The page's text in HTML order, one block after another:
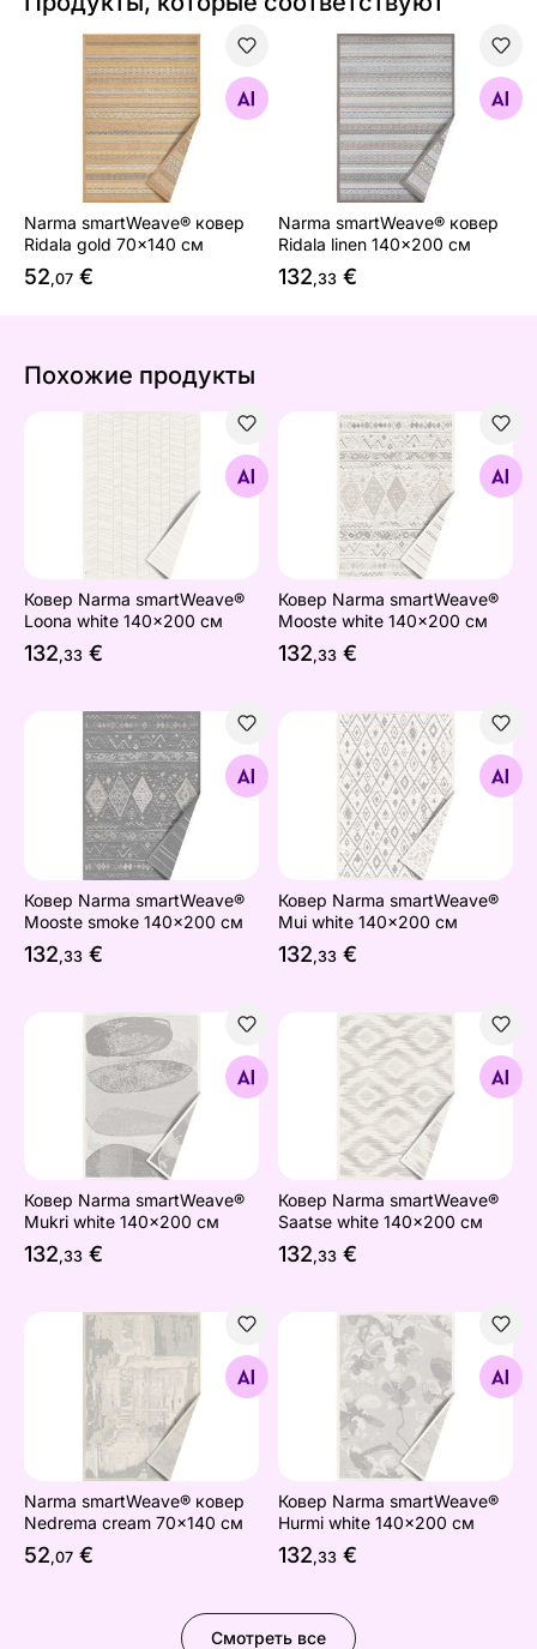
Narma smartWeave® ковер Ridala gold 70x140 см
Найдите похожие
Narma smartWeave® ковер
Ridala gold 70x140 см
52,07 €
Narma smartWeave®
Найдите похожие
Narma smartWeave® ковер
Ridala linen 140x200 см
132,33 €
Похожие продукты
Ковер Narma smartWeave® Loona white 140x200 см
Ковер Narma smartWeave®
Loona white 140x200 см
132,33 €
Ковер Narma
Найдите похожие
Ковер Narma smartWeave®
Mooste white 140x200 см
132,33 €
Ковер Narma smartWeave® Mooste smoke 140x200 см
Найдите похожие
Ковер Narma smartWeave®
Mooste smoke 140x200 см
132,33 €
Ковер Narma
Найдите похожие
Ковер Narma smartWeave®
Mui white 140x200 см
132,33 €
Ковер Narma smartWeave® Mukri white 140x200 см
Найдите похожие
Ковер Narma smartWeave®
Mukri white 140x200 см
132,33 €
Ковер Narma
Найдите похожие
Ковер Narma smartWeave®
Saatse white 140x200 см
132,33 €
Narma smartWeave® ковер Nedrema cream 70x140 см
Найдите похожие
Narma smartWeave® ковер
Nedrema cream 70x140 см
52,07 €
Ковер Narma
Найдите похожие
Ковер Narma smartWeave®
Hurmi white 140x200 см
132,33 €
Смотреть все